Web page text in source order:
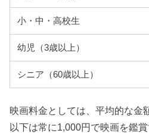
小・中・高校生
幼児（3歳以上）
シニア（60歳以上）
映画料金としては、平均的な金
以下は常に1,000円で映画を鑑